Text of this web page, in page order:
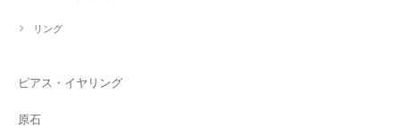
リング
ピアス・イヤリング
原石